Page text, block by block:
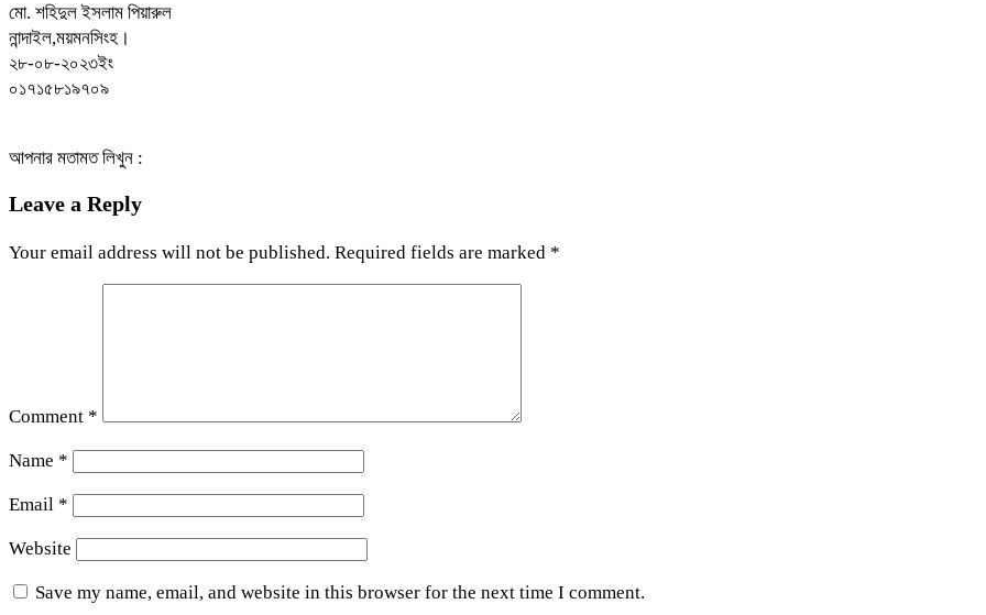
মো. শহিদুল ইসলাম পিয়ারুল
নান্দাইল,ময়মনসিংহ।
২৮-০৮-২০২৩ইং
০১৭১৫৮১৯৭০৯
আপনার মতামত লিখুন :
Leave a Reply
Your email address will not be published. Required fields are marked *
Comment *
Name *
Email *
Website
Save my name, email, and website in this browser for the next time I comment.